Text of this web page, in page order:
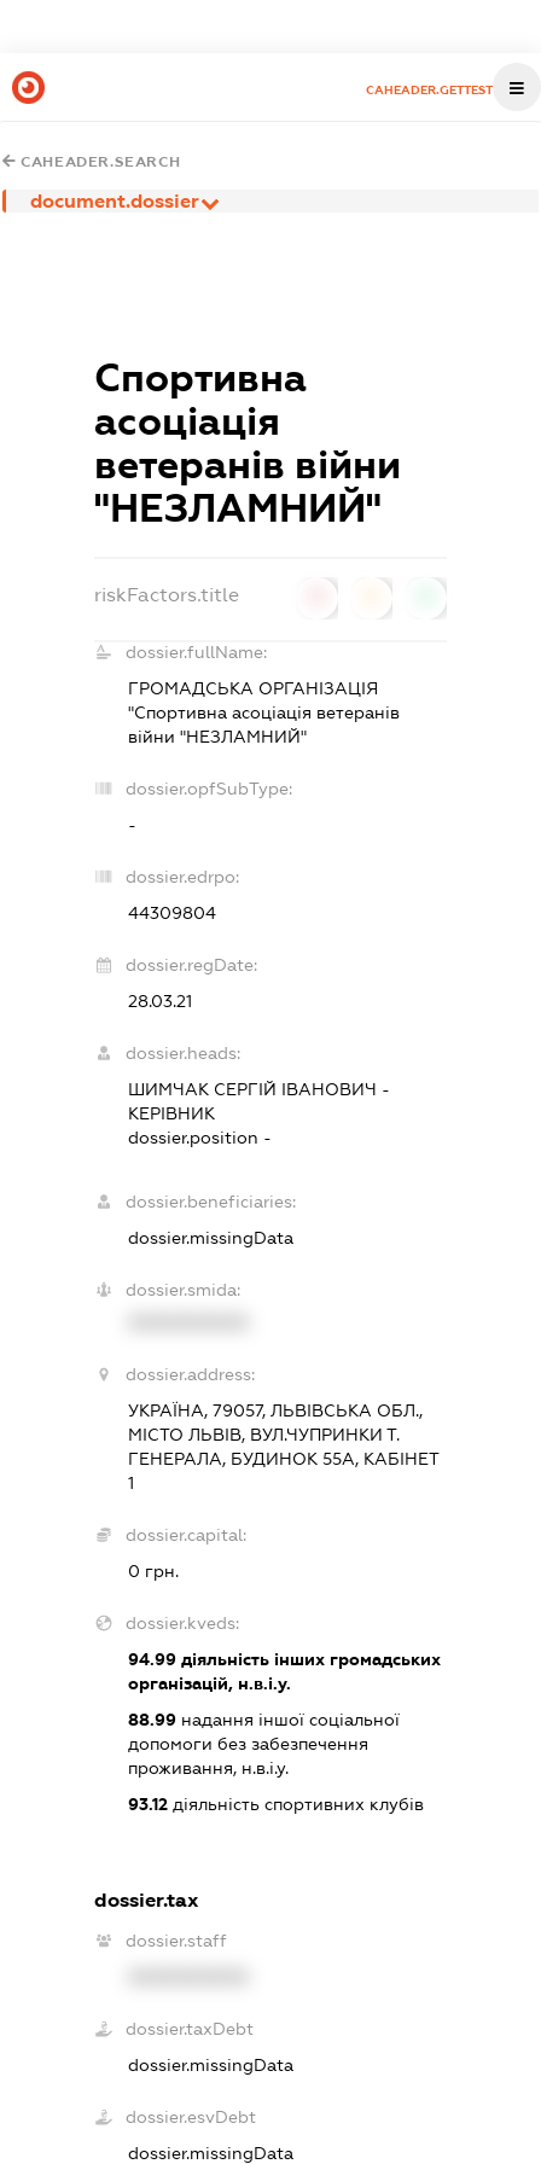
CAHEADER.GETTEST
CAHEADER.SEARCH
document.dossier
Спортивна
асоціація
ветеранів війни
"НЕЗЛАМНИЙ"
riskFactors.title
dossier.fullName:
ГРОМАДСЬКА ОРГАНІЗАЦІЯ
"Спортивна асоціація ветеранів
війни "НЕЗЛАМНИЙ"
dossier.opfSubType:
-
dossier.edrpo:
44309804
dossier.regDate:
28.03.21
dossier.heads:
ШИМЧАК СЕРГІЙ ІВАНОВИЧ -
КЕРІВНИК
dossier.position -
dossier.beneficiaries:
dossier.missingData
dossier.smida:
dossier.address:
УКРАЇНА, 79057, ЛЬВІВСЬКА ОБЛ.,
МІСТО ЛЬВІВ, ВУЛ.ЧУПРИНКИ Т.
ГЕНЕРАЛА, БУДИНОК 55А, КАБІНЕТ
1
dossier.capital:
0 грн.
dossier.kveds:
94.99діяльність інших громадських
організацій, н.в.і.у.
88.99надання іншої соціальної
допомоги без забезпечення
проживання, н.в.і.у.
93.12діяльність спортивних клубів
dossier.tax
dossier.staff
dossier.taxDebt
dossier.missingData
dossier.esvDebt
dossier.missingData